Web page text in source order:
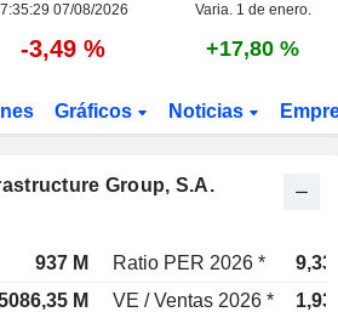
07/08/2026 Varia. 1 de enero.
-3,49 % +17,80 %
Gráficos Noticias
Group, S.A.
937 M Ratio PER 2026 *
M VE / Ventas 2026 *